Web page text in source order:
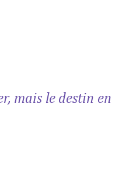
mais le destin en